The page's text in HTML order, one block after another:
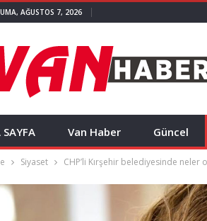
AĞUSTOS 7, 2026
Van Haber Güncel
Siyaset CHP’li Kırşehir belediyesinde neler